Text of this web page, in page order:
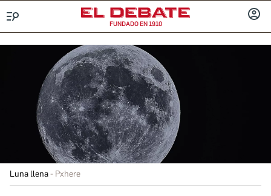
FUNDADO EN 1910
Luna llena Pxhere